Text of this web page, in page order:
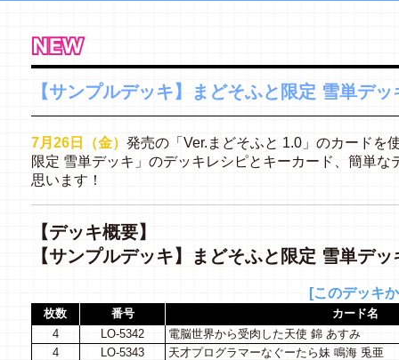
【サンプルデッキ】まどそふと限定 雪単デッ
7月26日（金） 発売の「Ver.まどそふと 1.0」のカードを
限定 雪単デッキ」のデッキレシピとキーカード、簡単
思います！
【デッキ概要】
【サンプルデッキ】まどそふと限定 雪単デッ
[このデッキ
枚数 番号
カード名
4
LO-5342
電脳世界から受肉した天使 錦 あすみ
4
LO-5343
天才プログラマーなぐーたら妹 鳴海 兎亜